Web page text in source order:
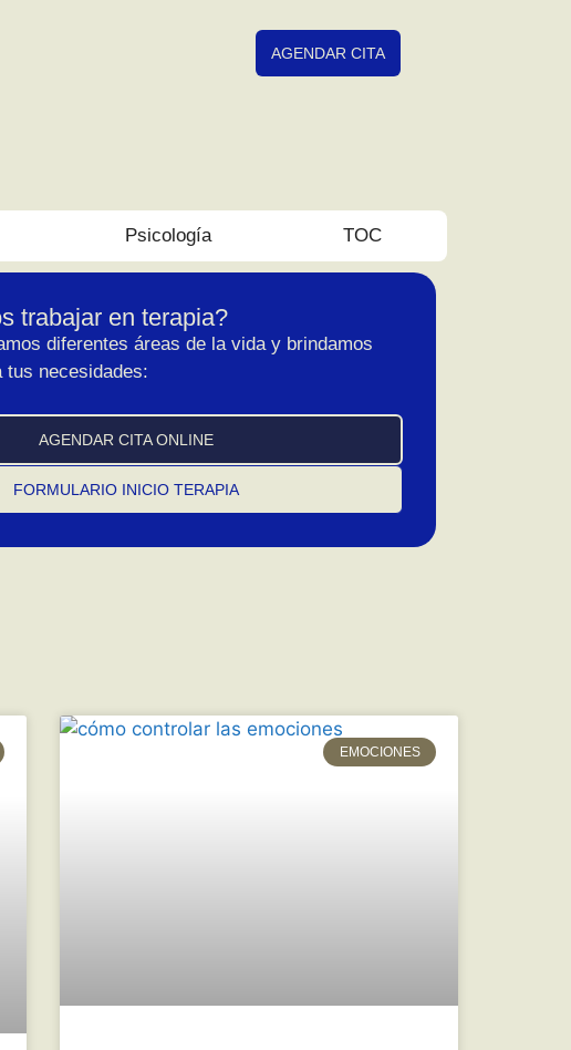
AGENDAR CITA
Psicología TOC
trabajar en terapia?
diferentes áreas de la vida y brindamos
tus necesidades:
AGENDAR CITA ONLINE
FORMULARIO INICIO TERAPIA
EMOCIONES